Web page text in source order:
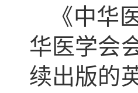
《中华
华医学会
续出版的